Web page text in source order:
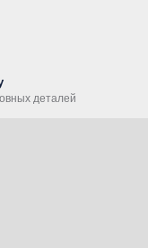
деталей